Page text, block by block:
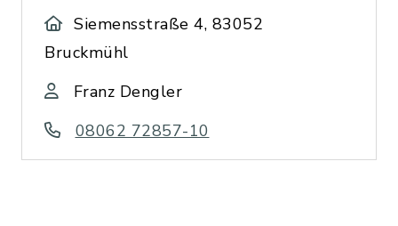
Siemensstraße 4, 83052
Bruckmühl
Franz Dengler
08062 72857-10